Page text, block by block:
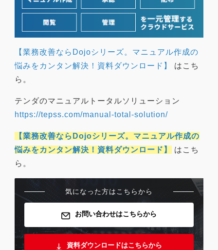
【業務改善ならDojoシリーズ。マニュアル作成の
悩みをカンタン解決！資料ダウンロード】 はこち
ら。
テンダのマニュアルトータルソリューション
https://tepss.com/manual-total-solution/
【業務改善ならDojoシリーズ。マニュアル作成の
悩みをカンタン解決！資料ダウンロード】
はこち
ら。
気になった方はこちらから
お問い合わせはこちらから
資料ダウンロードはこちらから